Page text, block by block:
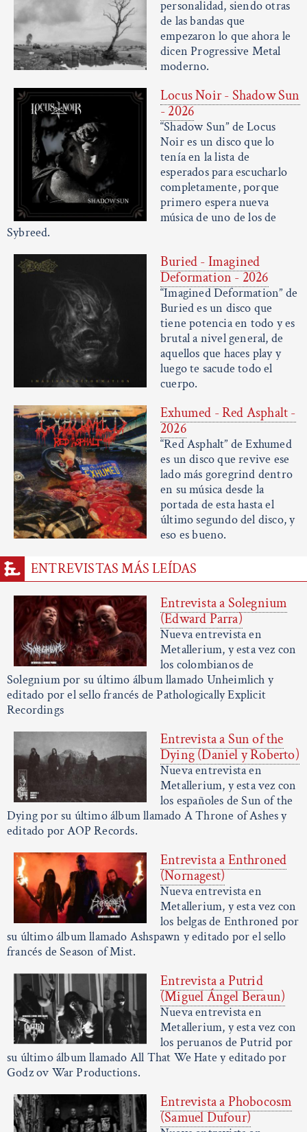
personalidad, siendo otras
de las bandas que
empezaron lo que ahora le
dicen Progressive Metal
moderno.
Locus Noir - Shadow Sun
- 2026
“Shadow Sun” de Locus
Noir es un disco que lo
tenía en la lista de
esperados para escucharlo
completamente, porque
primero espera nueva
música de uno de los de
Sybreed.
Buried - Imagined
Deformation - 2026
“Imagined Deformation” de
Buried es un disco que
tiene potencia en todo y es
brutal a nivel general, de
aquellos que haces play y
luego te sacude todo el
cuerpo.
Exhumed - Red Asphalt -
2026
“Red Asphalt” de Exhumed
es un disco que revive ese
lado más goregrind dentro
en su música desde la
portada de esta hasta el
último segundo del disco, y
eso es bueno.
ENTREVISTAS MÁS LEÍDAS
Entrevista a Solegnium
(Edward Parra)
Nueva entrevista en
Metallerium, y esta vez con
los colombianos de
Solegnium por su último álbum llamado Unheimlich y
editado por el sello francés de Pathologically Explicit
Recordings
Entrevista a Sun of the
Dying (Daniel y Roberto)
Nueva entrevista en
Metallerium, y esta vez con
los españoles de Sun of the
Dying por su último álbum llamado A Throne of Ashes y
editado por AOP Records.
Entrevista a Enthroned
(Nornagest)
Nueva entrevista en
Metallerium, y esta vez con
los belgas de Enthroned por
su último álbum llamado Ashspawn y editado por el sello
francés de Season of Mist.
Entrevista a Putrid
(Miguel Ángel Beraun)
Nueva entrevista en
Metallerium, y esta vez con
los peruanos de Putrid por
su último álbum llamado All That We Hate y editado por
Godz ov War Productions.
Entrevista a Phobocosm
(Samuel Dufour)